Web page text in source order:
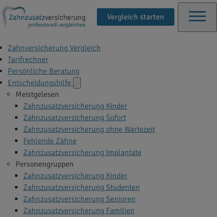
Vergleich starten
Zahnversicherung Vergleich
Tarifrechner
Persönliche Beratung
Entscheidungshilfe
Meistgelesen
Zahnzusatzversicherung Kinder
Zahnzusatzversicherung Sofort
Zahnzusatzversicherung ohne Wartezeit
Fehlende Zähne
Zahnzusatzversicherung Implantate
Personengruppen
Zahnzusatzversicherung Kinder
Zahnzusatzversicherung Studenten
Zahnzusatzversicherung Senioren
Zahnzusatzversicherung Familien